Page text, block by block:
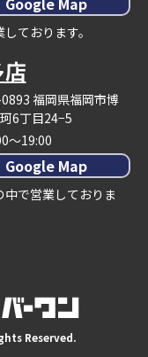
ております。
福岡県福岡市博
6丁目24−5
～19:00
Google Map
で営業しておりま
Reserved.